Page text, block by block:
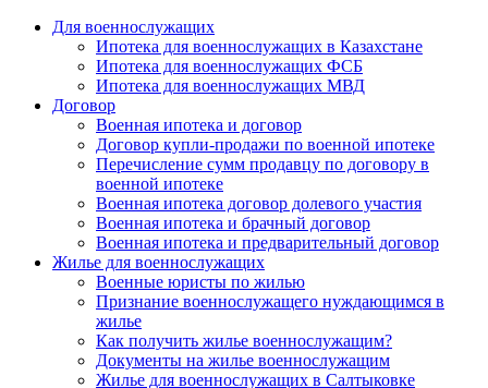
Для военнослужащих
Ипотека для военнослужащих в Казахстане
Ипотека для военнослужащих ФСБ
Ипотека для военнослужащих МВД
Договор
Военная ипотека и договор
Договор купли-продажи по военной ипотеке
Перечисление сумм продавцу по договору в
военной ипотеке
Военная ипотека договор долевого участия
Военная ипотека и брачный договор
Военная ипотека и предварительный договор
Жилье для военнослужащих
Военные юристы по жилью
Признание военнослужащего нуждающимся в
жилье
Как получить жилье военнослужащим?
Документы на жилье военнослужащим
Жилье для военнослужащих в Салтыковке